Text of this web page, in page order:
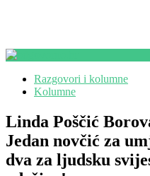
Razgovori i kolumne
Kolumne
Linda Poščić
Jedan novčić za
dva za ljudsku